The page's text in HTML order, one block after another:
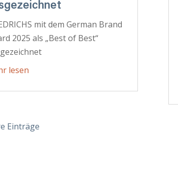
mit dem German Brand
2025 als „Best of Best“
lesen
Einträge